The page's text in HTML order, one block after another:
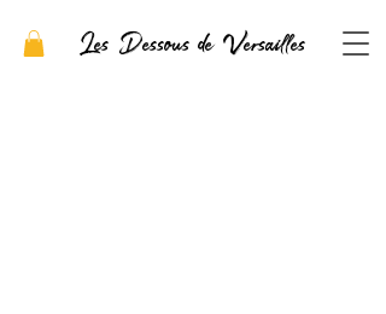
Les Dessous de Versailles